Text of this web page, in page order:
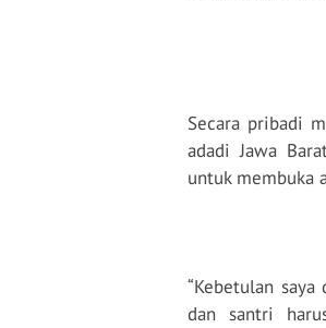
Secara pribadi
adadi Jawa
untuk membuka
“Kebetulan
dan santri